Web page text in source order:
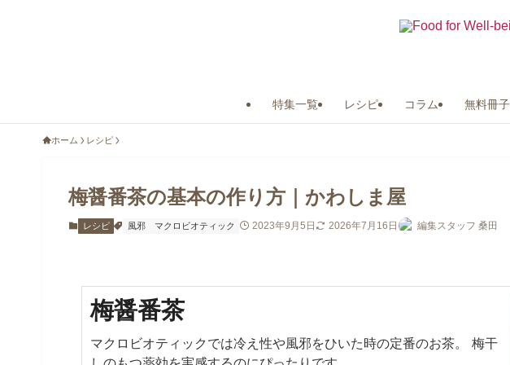
特集一覧 レシピ コラム 無料冊子
ホーム レシピ
梅醤番茶の基本の作り方｜かわしま屋
レシピ 風邪 マクロビオティック 2023年9月5日 2026年7月16日 編集スタッフ 桑田
梅醤番茶
マクロビオティックでは冷え性や風邪をひいた時の定番のお茶。 梅干